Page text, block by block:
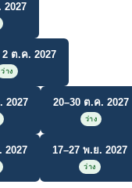
2027
ต.ค. 2027
ว่าง
2027 20–30 ต.ค. 2027
ว่าง
2027 17–27 พ.ย. 2027
ว่าง